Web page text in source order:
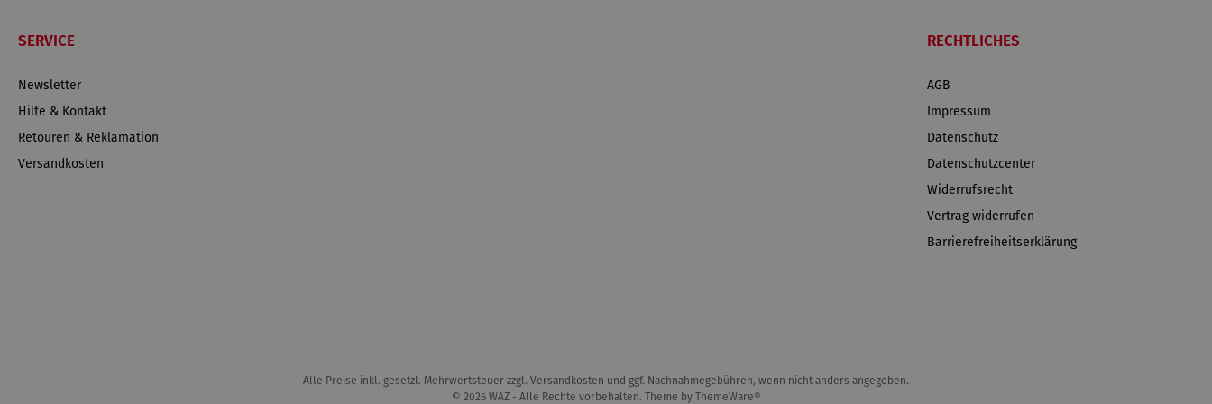
SERVICE
Newsletter
Hilfe & Kontakt
Retouren & Reklamation
Versandkosten
RECHTLICHES
AGB
Impressum
Datenschutz
Datenschutzcenter
Widerrufsrecht
Vertrag widerrufen
Barrierefreiheitserklärung
Alle Preise inkl. gesetzl. Mehrwertsteuer zzgl. Versandkosten und ggf. Nachnahmegebühren, wenn nicht anders angegeben.
© 2026 WAZ - Alle Rechte vorbehalten. Theme by ThemeWare®